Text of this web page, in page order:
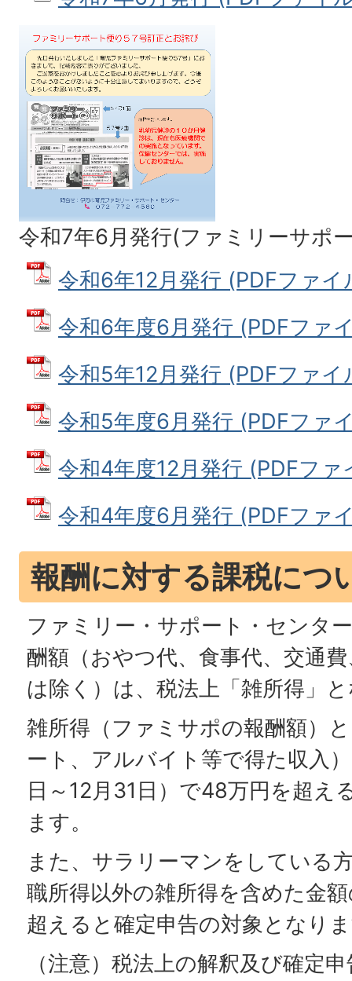
令和7年6月発行(ファミリーサポ
令和6年12月発行 (PDFファ
令和6年度6月発行 (PDFファ
令和5年12月発行 (PDFファイ
令和5年度6月発行 (PDFファ
令和4年度12月発行 (PDFフ
令和4年度6月発行 (PDFファ
報酬に対する課税につ
ファミリー・サポート・センタ
酬額（おやつ代、食事代、交通
は除く）は、税法上「雑所得」
雑所得（ファミサポの報酬額）
ート、アルバイト等で得た収入
日～12月31日）で48万円を超え
ます。
また、サラリーマンをしている
職所得以外の雑所得を含めた金
超えると確定申告の対象となり
（注意）税法上の解釈及び確定